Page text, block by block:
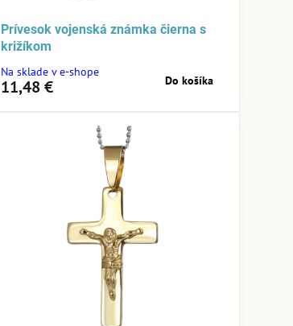
Prívesok vojenská známka čierna s
križíkom
Na sklade v e-shope
11,48 € Do košíka